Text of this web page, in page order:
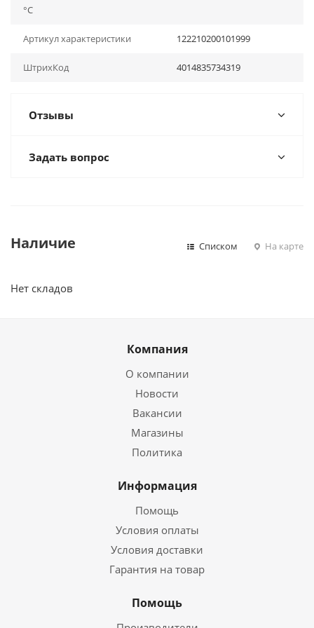
°С
Артикул характеристики 122210200101999
ШтрихКод 4014835734319
Отзывы
Задать вопрос
Наличие Списком На карте
Нет складов
Компания
О компании
Новости
Вакансии
Магазины
Политика
Информация
Помощь
Условия оплаты
Условия доставки
Гарантия на товар
Помощь